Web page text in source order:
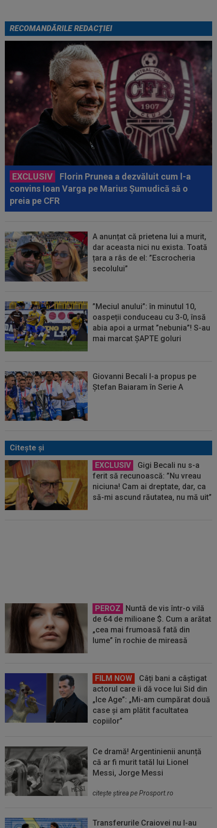
RECOMANDĂRILE REDACȚIEI
EXCLUSIV
Florin Prunea a dezvăluit cum l-a
convins Ioan Varga pe Marius Șumudică să o
preia pe CFR
A anunțat că prietena lui a murit,
dar aceasta nici nu exista. Toată
țara a râs de el: ”Escrocheria
secolului”
”Meciul anului”: în minutul 10,
oaspeții conduceau cu 3-0, însă
abia apoi a urmat ”nebunia”! S-au
mai marcat ȘAPTE goluri
Giovanni Becali l-a propus pe
Ștefan Baiaram în Serie A
Citeşte şi
EXCLUSIV
Gigi Becali nu s-a
ferit să recunoască: ”Nu vreau
niciuna! Cam ai dreptate, dar, ca
să-mi ascund răutatea, nu mă uit”
PEROZ
Nuntă de vis într-o vilă
de 64 de milioane $. Cum a arătat
„cea mai frumoasă fată din
lume” în rochie de mireasă
FILM NOW
Câți bani a câștigat
actorul care îi dă voce lui Sid din
„Ice Age”: „Mi-am cumpărat două
case și am plătit facultatea
copiilor”
Ce dramă! Argentinienii anunță
că ar fi murit tatăl lui Lionel
Messi, Jorge Messi
citeşte ştirea pe Prosport.ro
Transferurile Craiovei nu l-au